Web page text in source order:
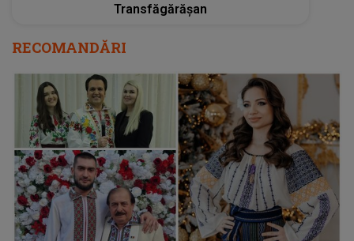
Transfăgărășan
RECOMANDĂRI